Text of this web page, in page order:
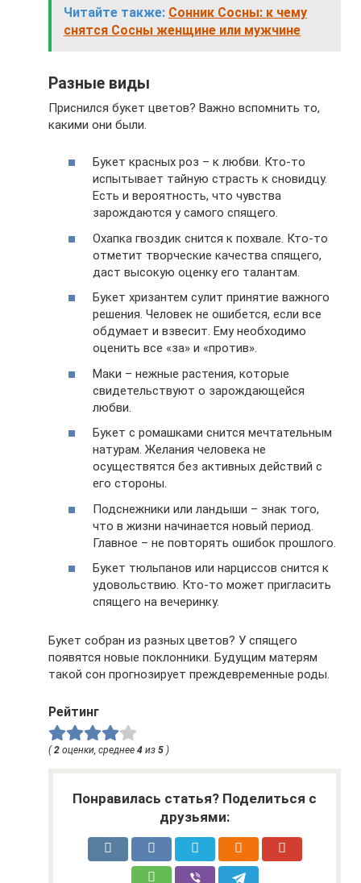
Читайте также: Сонник Сосны: к чему
снятся Сосны женщине или мужчине
Разные виды
Приснился букет цветов? Важно вспомнить то,
какими они были.
Букет красных роз – к любви. Кто-то
испытывает тайную страсть к сновидцу.
Есть и вероятность, что чувства
зарождаются у самого спящего.
Охапка гвоздик снится к похвале. Кто-то
отметит творческие качества спящего,
даст высокую оценку его талантам.
Букет хризантем сулит принятие важного
решения. Человек не ошибется, если все
обдумает и взвесит. Ему необходимо
оценить все «за» и «против».
Маки – нежные растения, которые
свидетельствуют о зарождающейся
любви.
Букет с ромашками снится мечтательным
натурам. Желания человека не
осуществятся без активных действий с
его стороны.
Подснежники или ландыши – знак того,
что в жизни начинается новый период.
Главное – не повторять ошибок прошлого.
Букет тюльпанов или нарциссов снится к
удовольствию. Кто-то может пригласить
спящего на вечеринку.
Букет собран из разных цветов? У спящего
появятся новые поклонники. Будущим матерям
такой сон прогнозирует преждевременные роды.
Рейтинг
(2 оценки, среднее 4 из 5 )
Понравилась статья? Поделиться с
друзьями: